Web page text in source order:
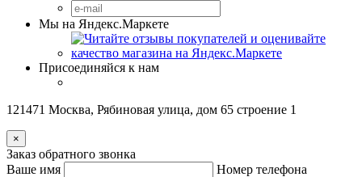
Мы на Яндекс.Маркете
Присоединяйся к нам
121471 Москва, Рябиновая улица, дом 65 строение 1
×
Заказ обратного звонка
Ваше имя
Номер телефона